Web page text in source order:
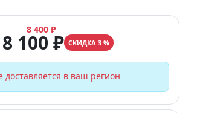
8 400 ₽
8 100 ₽ СКИДКА 3 %
доставляется в ваш регион